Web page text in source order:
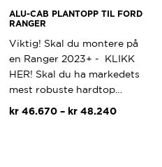
ALU-CAB PLANTOPP TIL FORD
RANGER
Viktig! Skal du montere på
en Ranger 2023+ - KLIKK
HER! Skal du ha markedets
mest robuste hardtop…
kr 46.670 – kr 48.240